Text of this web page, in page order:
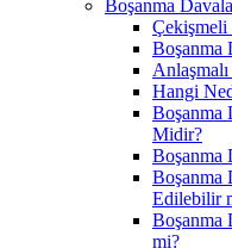
Boşanma
Çekişmeli
Boşanma
Hangi
Boşanma
Midir?
Boşanma
Boşanma
Edilebilir
Boşanma
mi?